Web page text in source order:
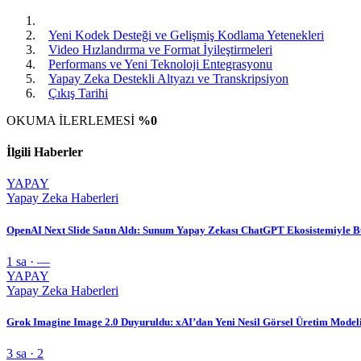
Yeni Kodek Desteği ve Gelişmiş Kodlama Yetenekleri
Video Hızlandırma ve Format İyileştirmeleri
Performans ve Yeni Teknoloji Entegrasyonu
Yapay Zeka Destekli Altyazı ve Transkripsiyon
Çıkış Tarihi
OKUMA İLERLEMESİ %0
İlgili Haberler
YAPAY
Yapay Zeka Haberleri
OpenAI Next Slide Satın Aldı: Sunum Yapay Zekası ChatGPT Ekosistemiyle
1 sa · —
YAPAY
Yapay Zeka Haberleri
Grok Imagine Image 2.0 Duyuruldu: xAI’dan Yeni Nesil Görsel Üretim Modeli
3 sa · 2